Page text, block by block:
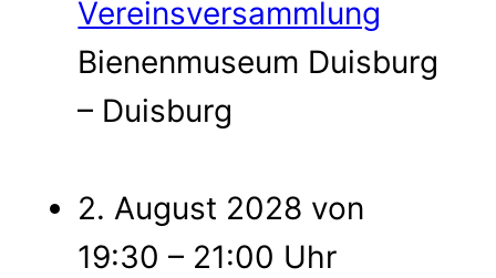
Vereinsversammlung
Bienenmuseum Duisburg
– Duisburg
2. August 2028 von
19:30 – 21:00 Uhr